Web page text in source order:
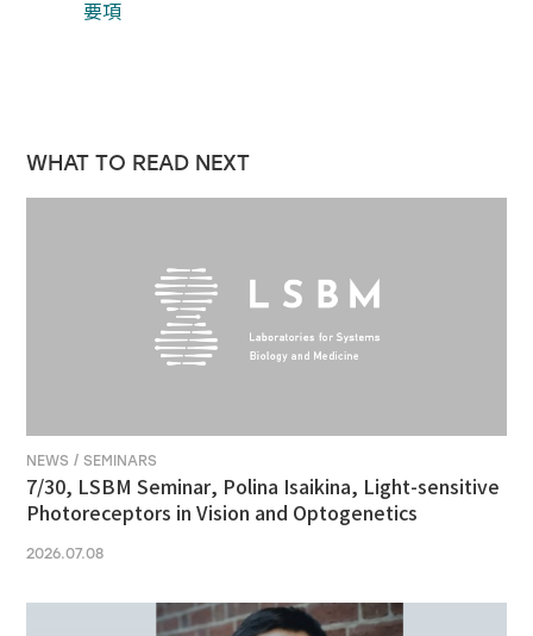
要項
WHAT TO READ NEXT
NEWS / SEMINARS
7/30, LSBM Seminar, Polina Isaikina, Light-sensitive
Photoreceptors in Vision and Optogenetics
2026.07.08